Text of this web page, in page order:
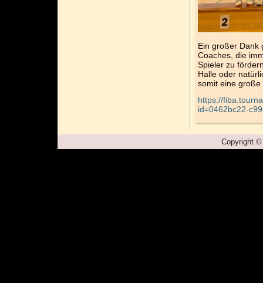
Ein großer Dank
Coaches, die
Spieler zu
Halle oder
somit eine
https://
id=0462bc22-
Copyright ©